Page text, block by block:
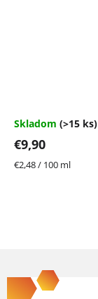
4,7
5
hviezdičiek.
Skladom (>15 ks)
€9,90
Jednotková
€2,48 / 100 ml
á